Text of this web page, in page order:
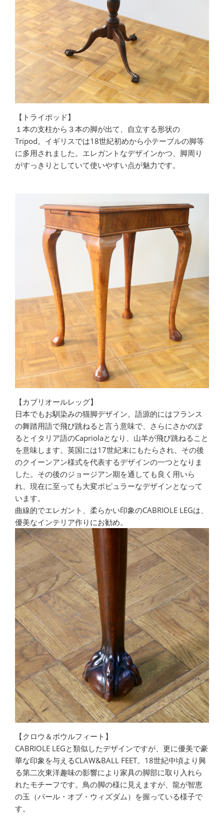
【トライポッド】
１本の支柱から３本の脚が出て、自立する形状の
Tripod。イギリスでは18世紀初めから小テーブルの脚等
に多用されました。エレガントなデザインかつ、脚周り
がすっきりとしていて使いやすい点が魅力です。
【カブリオールレッグ】
日本でもお馴染みの猫脚デザイン。語源的にはフランス
の舞踏用語で飛び跳ねると言う意味で、さらにさかのぼ
るとイタリア語のCapriolaとなり、山羊が飛び跳ねること
を意味します。英国には17世紀末にもたらされ、その後
のクイーンアン様式を代表するデザインの一つとなりま
した。その後のジョージアン期を通しても良く用いら
れ、現在に至っても大変ポピュラーなデザインとなって
います。
曲線的でエレガント、柔らかい印象のCABRIOLE LEGは、
優美なインテリア作りにお勧め。
【クロウ＆ボウルフィート】
CABRIOLE LEGと類似したデザインですが、更に優美で豪
華な印象を与えるCLAW&BALL FEET。18世紀中頃より興
る第二次東洋趣味の影響により家具の脚部に取り入れら
れたモチーフです。鳥の脚の様に見えますが、龍が智恵
の玉（パール・オブ・ウィズダム）を握っている様子で
す。